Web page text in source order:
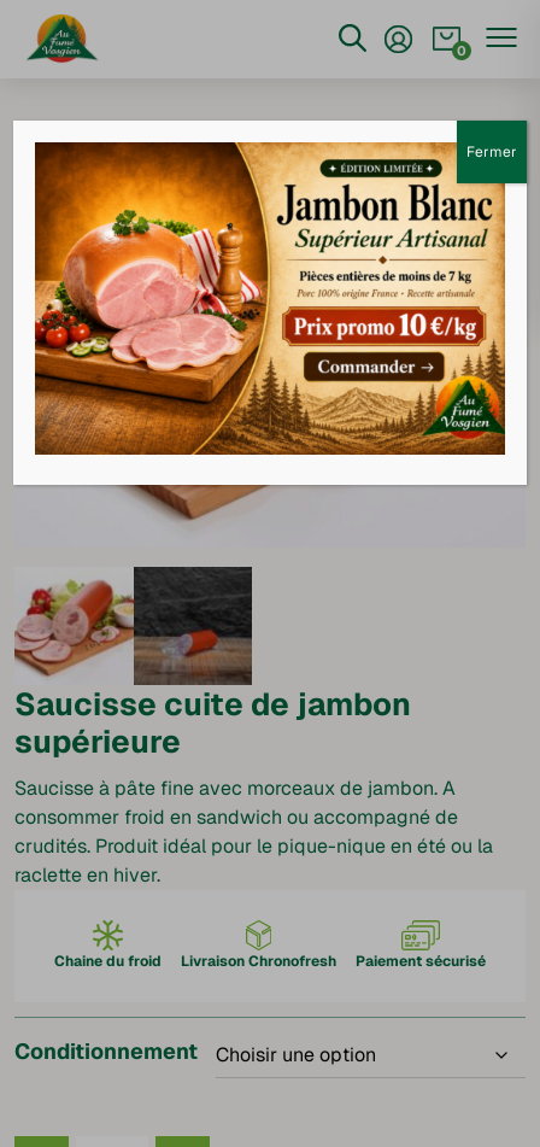
0
supérieure
Saucisse cuite de jambon
supérieure
Saucisse à pâte fine avec morceaux de jambon. A
consommer froid en sandwich ou accompagné de
crudités. Produit idéal pour le pique-nique en été ou la
raclette en hiver.
Chaine du froid Livraison Chronofresh Paiement sécurisé
Conditionnement
Fermer